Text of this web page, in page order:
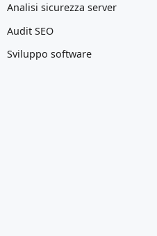
Analisi sicurezza server
Audit SEO
Sviluppo software